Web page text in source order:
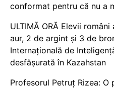
conformat pentru că nu a
ULTIMĂ ORĂ Elevii
aur, 2 de argint și 3 de
Internațională de
desfășurată în Kazahstan
Profesorul Petruț Rizea: